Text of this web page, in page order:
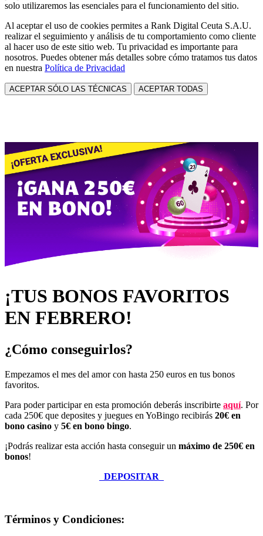
solo utilizaremos las esenciales para el funcionamiento del sitio.
Al aceptar el uso de cookies permites a Rank Digital Ceuta S.A.U.
realizar el seguimiento y análisis de tu comportamiento como cliente
al hacer uso de este sitio web. Tu privacidad es importante para
nosotros. Puedes obtener más detalles sobre cómo tratamos tus datos
en nuestra Política de Privacidad
ACEPTAR SÓLO LAS TÉCNICAS ACEPTAR TODAS
¡TUS BONOS FAVORITOS
EN FEBRERO!
¿Cómo conseguirlos?
Empezamos el mes del amor con hasta 250 euros en tus bonos
favoritos.
Para poder participar en esta promoción deberás inscribirte aquí. Por
cada 250€ que deposites y juegues en YoBingo recibirás 20€ en
bono casino y 5€ en bono bingo.
¡Podrás realizar esta acción hasta conseguir un máximo de 250€ en
bonos!
DEPOSITAR
Términos y Condiciones: